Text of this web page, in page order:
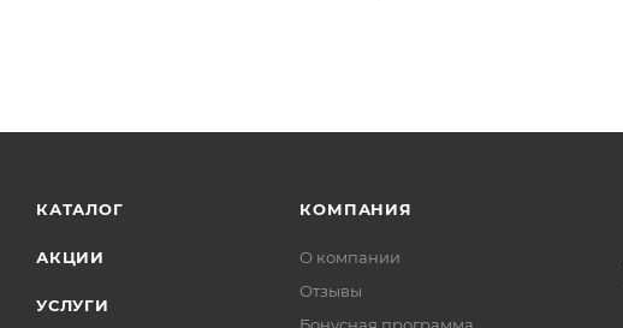
КАТАЛОГ
АКЦИИ
УСЛУГИ
КОМПАНИЯ
О компании
Отзывы